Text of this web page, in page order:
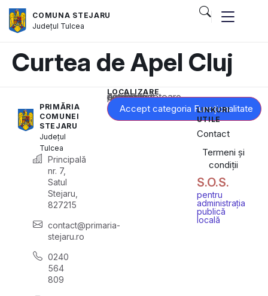
COMUNA STEJARU
Județul Tulcea
Curtea de Apel Cluj
PRIMĂRIA
COMUNEI
STEJARU
Județul
Tulcea
Principală
nr. 7,
Satul
Stejaru,
827215
contact@primaria-
stejaru.ro
0240
564
809
LOCALIZARE
Acest conținut este blocat până când acceptați categoria corespunzătoare de cookie-uri.
Accept categoria Funcționalitate
LINKURI
UTILE
Contact
Termeni și
condiții
S.O.S.
pentru
administrația
publică
locală